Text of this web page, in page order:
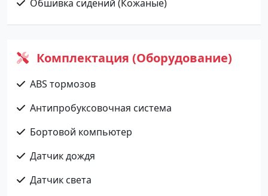
Обшивка сидений (Кожаные)
Комплектация (Оборудование)
ABS тормозов
Антипробуксовочная система
Бортовой компьютер
Датчик дождя
Датчик света